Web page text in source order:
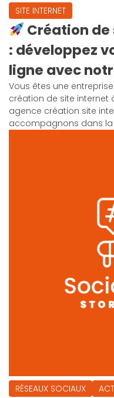
SITE INTERNET
Création
: développez
ligne avec
Vous êtes une
création de site internet
agence création site
accompagnons dans la
RÉSEAUX SOCIAUX